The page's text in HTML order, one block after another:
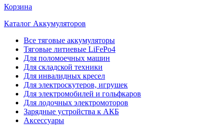
Корзина
Каталог Аккумуляторов
Все тяговые аккумуляторы
Тяговые литиевые LiFePo4
Для поломоечных машин
Для складской техники
Для инвалидных кресел
Для электроскутеров, игрушек
Для электромобилей и гольфкаров
Для лодочных электромоторов
Зарядные устройства к АКБ
Аксессуары